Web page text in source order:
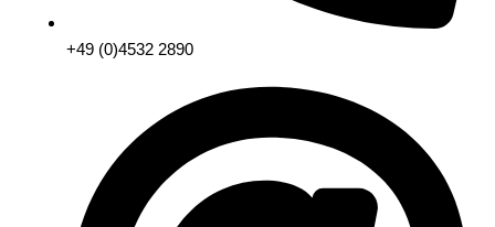
+49 (0)4532 2890